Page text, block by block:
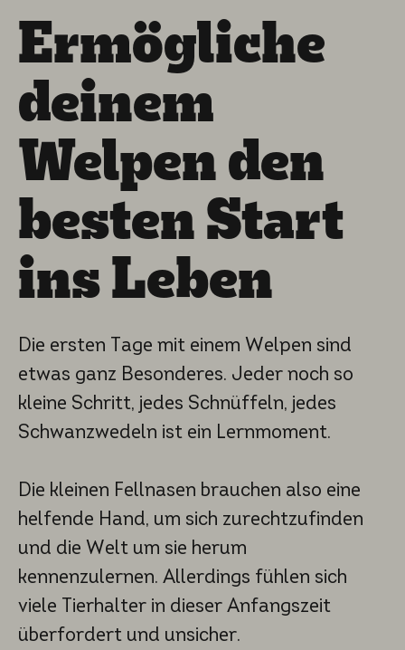
Ermögliche
deinem
Welpen den
besten Start
ins Leben
Die ersten Tage mit einem Welpen sind
etwas ganz Besonderes. Jeder noch so
kleine Schritt, jedes Schnüffeln, jedes
Schwanzwedeln ist ein Lernmoment.
Die kleinen Fellnasen brauchen also eine
helfende Hand, um sich zurechtzufinden
und die Welt um sie herum
kennenzulernen. Allerdings fühlen sich
viele Tierhalter in dieser Anfangszeit
überfordert und unsicher.